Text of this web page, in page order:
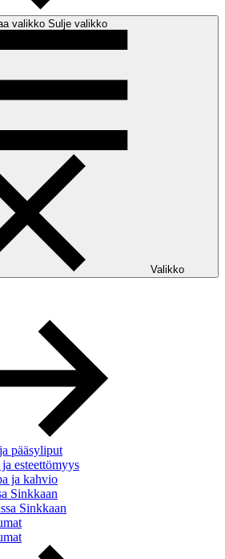
valikko Sulje valikko
Valikko
pääsyliput
esteettömyys
ja kahvio
Sinkkaan
Sinkkaan